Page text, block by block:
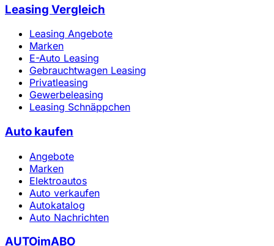
Leasing Vergleich
Leasing Angebote
Marken
E-Auto Leasing
Gebrauchtwagen Leasing
Privatleasing
Gewerbeleasing
Leasing Schnäppchen
Auto kaufen
Angebote
Marken
Elektroautos
Auto verkaufen
Autokatalog
Auto Nachrichten
AUTOimABO